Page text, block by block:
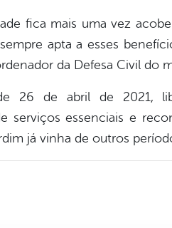
fica mais uma vez
apta a esses
da Defesa Civil do
26 de abril de 2021,
serviços essenciais e
já vinha de outros